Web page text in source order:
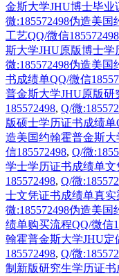
金斯大学JHU博士毕业
微:185572498伪造美
工艺QQ/微信185572498
斯大学JHU原版博士学
微:185572498伪造美
书成绩单QQ/微信
普金斯大学JHU原版
185572498, Q/微
版硕士学历证书成绩单
造美国约翰霍普金斯
信185572498, Q/微
学士学历证书成绩单
185572498, Q/微
士文凭证书成绩单真实
微:185572498伪造美
绩单购买流程QQ/微信
翰霍普金斯大学JHU
185572498, Q/微
制新版研究生学历证书